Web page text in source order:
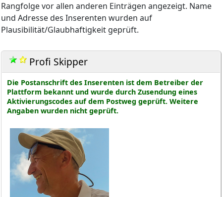
Rangfolge vor allen anderen Einträgen angezeigt. Name
und Adresse des Inserenten wurden auf
Plausibilität/Glaubhaftigkeit geprüft.
Profi Skipper
Die Postanschrift des Inserenten ist dem Betreiber der
Plattform bekannt und wurde durch Zusendung eines
Aktivierungscodes auf dem Postweg geprüft. Weitere
Angaben wurden nicht geprüft.